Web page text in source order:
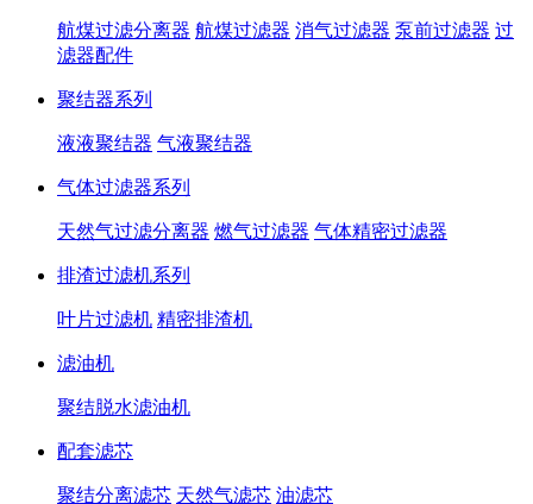
航煤过滤分离器 航煤过滤器 消气过滤器 泵前过滤器 过
滤器配件
聚结器系列
液液聚结器 气液聚结器
气体过滤器系列
天然气过滤分离器 燃气过滤器 气体精密过滤器
排渣过滤机系列
叶片过滤机 精密排渣机
滤油机
聚结脱水滤油机
配套滤芯
聚结分离滤芯 天然气滤芯 油滤芯